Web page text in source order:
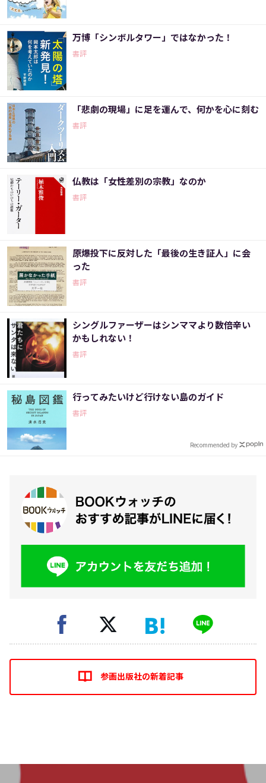
万博「シンボルタワー」ではなかった！
書評
「悲劇の現場」に足を運んで、何かを心に刻む
書評
仏教は「女性差別の宗教」なのか
書評
原爆投下に反対した「最後の生き証人」に会
った
書評
シングルファーザーはシンママより数倍辛い
かもしれない！
書評
行ってみたいけど行けない島のガイド
書評
Recommended by
参画出版社の新着記事